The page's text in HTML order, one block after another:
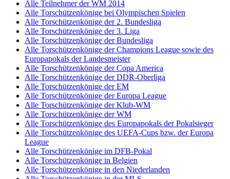
Alle Teilnehmer der WM 2014
Alle Torschützenkönige bei Olympischen Spielen
Alle Torschützenkönige der 2. Bundesliga
Alle Torschützenkönige der 3. Liga
Alle Torschützenkönige der Bundesliga
Alle Torschützenkönige der Champions League sowie des
Europapokals der Landesmeister
Alle Torschützenkönige der Copa America
Alle Torschützenkönige der DDR-Oberliga
Alle Torschützenkönige der EM
Alle Torschützenkönige der Europa League
Alle Torschützenkönige der Klub-WM
Alle Torschützenkönige der WM
Alle Torschützenkönige des Europapokals der Pokalsieger
Alle Torschützenkönige des UEFA-Cups bzw. der Europa
League
Alle Torschützenkönige im DFB-Pokal
Alle Torschützenkönige in Belgien
Alle Torschützenkönige in den Niederlanden